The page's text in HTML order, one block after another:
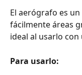
El aerógrafo es
fácilmente áreas
ideal al usarlo con
Para usarlo: